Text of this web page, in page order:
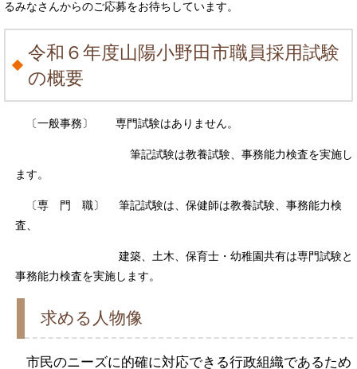
るみなさんからのご応募をお待ちしています。
令和６年度山陽小野田市職員採用試験
の概要
〔一般事務〕 専門試験はありません。
筆記試験は教養試験、事務能力検査を実施し
ます。
〔専 門 職〕 筆記試験は、保健師は教養試験、事務能力検
査、
建築、​ 土木、保育士・幼稚園共有は専門試験と
事務能力検査​を実施します。
求める人物像
市民のニーズに的確に対応できる行政組織であるため